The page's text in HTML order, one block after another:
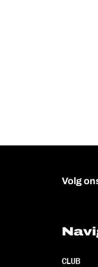
Volg
CLUB